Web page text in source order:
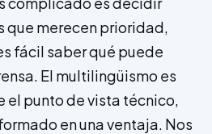
que merecen prioridad,
fácil saber qué puede
El multilingüismo es
el punto de vista técnico,
en una ventaja. Nos